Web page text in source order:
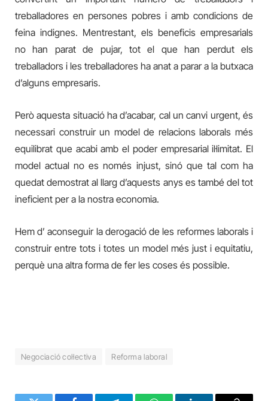
treballadores en persones pobres i amb condicions de
feina indignes. Mentrestant, els beneficis empresarials
no han parat de pujar, tot el que han perdut els
treballadors i les treballadores ha anat a parar a la butxaca
d’alguns empresaris.
Però aquesta situació ha d’acabar, cal un canvi urgent, és
necessari construir un model de relacions laborals més
equilibrat que acabi amb el poder empresarial il·limitat. El
model actual no es només injust, sinó que tal com ha
quedat demostrat al llarg d’aquests anys es també del tot
ineficient per a la nostra economia.
Hem d’ aconseguir la derogació de les reformes laborals i
construir entre tots i totes un model més just i equitatiu,
perquè una altra forma de fer les coses és possible.
Negociació col·lectiva Reforma laboral